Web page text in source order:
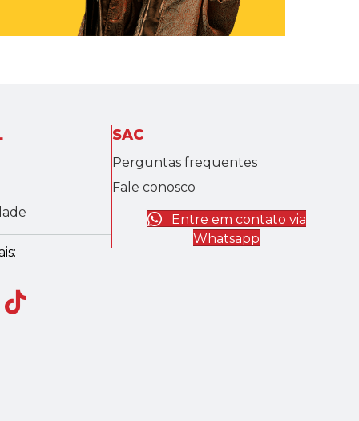
SAC
Perguntas frequentes
Fale conosco
Entre em contato via
Whatsapp